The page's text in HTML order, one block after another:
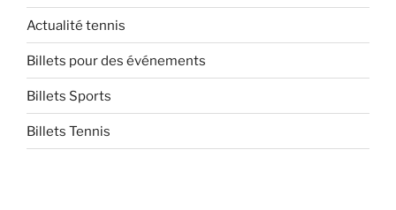
Actualité tennis
Billets pour des événements
Billets Sports
Billets Tennis